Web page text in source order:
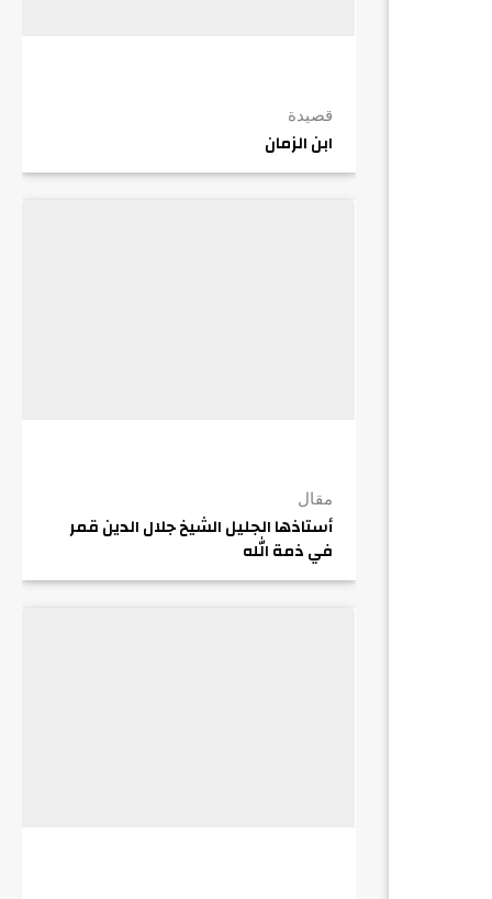
قصيدة
ابن الزمان
مقال
أستاذها الجليل الشيخ جلال الدين قمر
في ذمة الله